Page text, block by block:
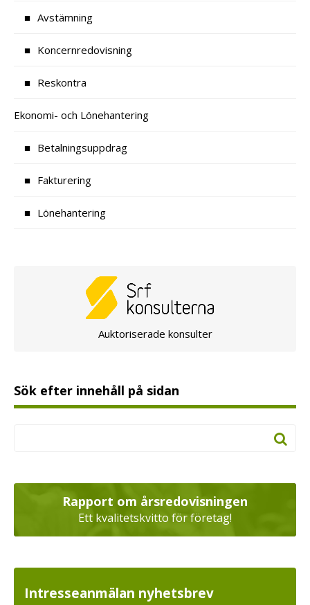
Avstämning
Koncernredovisning
Reskontra
Ekonomi- och Lönehantering
Betalningsuppdrag
Fakturering
Lönehantering
Auktoriserade konsulter
Sök efter innehåll på sidan
Rapport om årsredovisningen
Ett kvalitetskvitto för företag!
Intresseanmälan nyhetsbrev